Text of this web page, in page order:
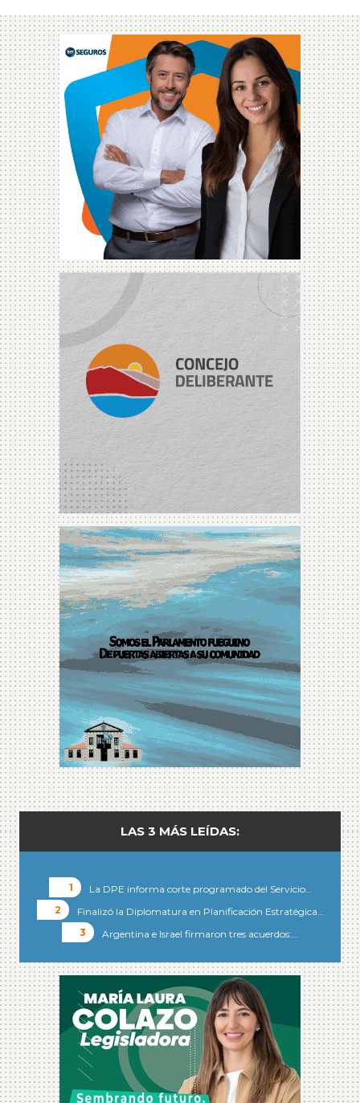
LAS 3 MÁS LEÍDAS:
La DPE informa corte programado del Servicio…
Finalizó la Diplomatura en Planificación Estratégica…
Argentina e Israel firmaron tres acuerdos:…